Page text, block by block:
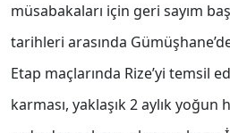
müsabakaları için geri sayım
tarihleri arasında
Etap maçlarında Rize’yi temsil
karması, yaklaşık 2 aylık yoğun